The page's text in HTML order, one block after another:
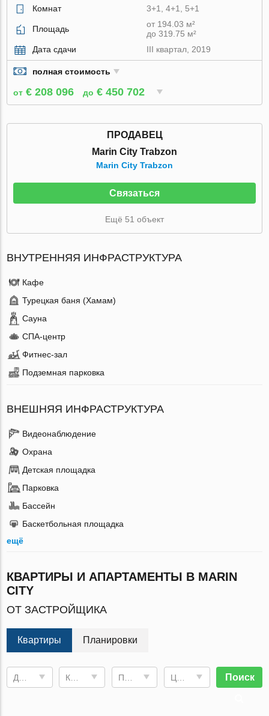
Комнат
3+1, 4+1, 5+1
Площадь
от 194.03 м²
до 319.75 м²
Дата сдачи
III квартал, 2019
полная стоимость
от € 208 096 до € 450 702
ПРОДАВЕЦ
Marin City Trabzon
Marin City Trabzon
Связаться
Ещё 51 объект
ВНУТРЕННЯЯ ИНФРАСТРУКТУРА
Кафе
Турецкая баня (Хамам)
Сауна
СПА-центр
Фитнес-зал
Подземная парковка
ВНЕШНЯЯ ИНФРАСТРУКТУРА
Видеонаблюдение
Охрана
Детская площадка
Парковка
Бассейн
Баскетбольная площадка
ещё
КВАРТИРЫ И АПАРТАМЕНТЫ В MARIN
CITY
ОТ ЗАСТРОЙЩИКА
Квартиры Планировки
Поиск